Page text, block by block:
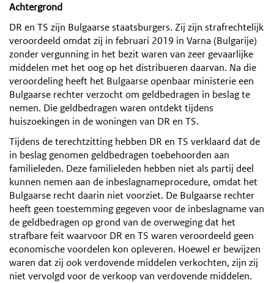
Achtergrond
DR en TS zijn Bulgaarse staatsburgers. Zij zijn strafrechtelijk
veroordeeld omdat zij in februari 2019 in Varna (Bulgarije)
zonder vergunning in het bezit waren van zeer gevaarlijke
middelen met het oog op het distribueren daarvan. Na die
veroordeling heeft het Bulgaarse openbaar ministerie een
Bulgaarse rechter verzocht om geldbedragen in beslag te
nemen. Die geldbedragen waren ontdekt tijdens
huiszoekingen in de woningen van DR en TS.
Tijdens de terechtzitting hebben DR en TS verklaard dat de
in beslag genomen geldbedragen toebehoorden aan
familieleden. Deze familieleden hebben niet als partij deel
kunnen nemen aan de inbeslagnameprocedure, omdat het
Bulgaarse recht daarin niet voorziet. De Bulgaarse rechter
heeft geen toestemming gegeven voor de inbeslagname van
de geldbedragen op grond van de overweging dat het
strafbare feit waarvoor DR en TS waren veroordeeld geen
economische voordelen kon opleveren. Hoewel er bewijzen
waren dat zij ook verdovende middelen verkochten, zijn zij
niet vervolgd voor de verkoop van verdovende middelen.